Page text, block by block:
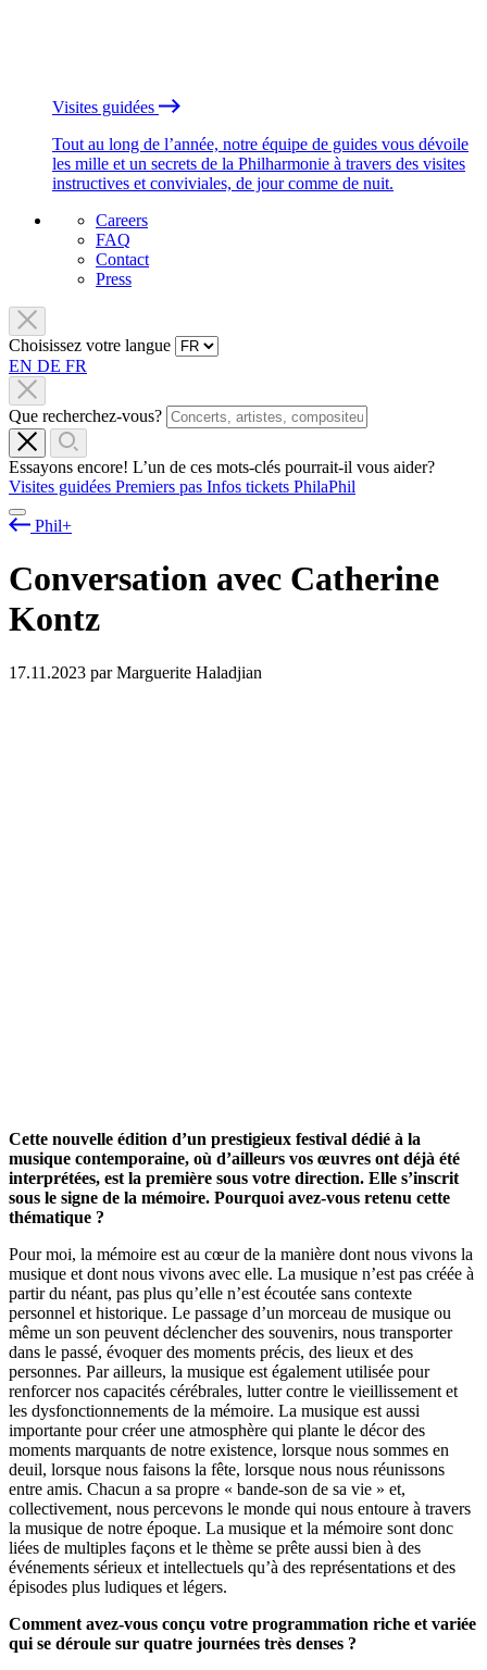
Visites guidées
Tout au long de l’année, notre équipe de guides vous dévoile
les mille et un secrets de la Philharmonie à travers des visites
instructives et conviviales, de jour comme de nuit.
Careers
FAQ
Contact
Press
Choisissez votre langue
EN DE FR
Que recherchez-vous?
Essayons encore! L’un de ces mots-clés pourrait-il vous aider?
Visites guidées Premiers pas Infos tickets PhilaPhil
Phil+
Conversation avec Catherine
Kontz
17.11.2023 par Marguerite Haladjian
Cette nouvelle édition d’un prestigieux festival dédié à la
musique contemporaine, où d’ailleurs vos œuvres ont déjà été
interprétées, est la première sous votre direction. Elle s’inscrit
sous le signe de la mémoire. Pourquoi avez-vous retenu cette
thématique ?
Pour moi, la mémoire est au cœur de la manière dont nous vivons la
musique et dont nous vivons avec elle. La musique n’est pas créée à
partir du néant, pas plus qu’elle n’est écoutée sans contexte
personnel et historique. Le passage d’un morceau de musique ou
même un son peuvent déclencher des souvenirs, nous transporter
dans le passé, évoquer des moments précis, des lieux et des
personnes. Par ailleurs, la musique est également utilisée pour
renforcer nos capacités cérébrales, lutter contre le vieillissement et
les dysfonctionnements de la mémoire. La musique est aussi
importante pour créer une atmosphère qui plante le décor des
moments marquants de notre existence, lorsque nous sommes en
deuil, lorsque nous faisons la fête, lorsque nous nous réunissons
entre amis. Chacun a sa propre « bande-son de sa vie » et,
collectivement, nous percevons le monde qui nous entoure à travers
la musique de notre époque. La musique et la mémoire sont donc
liées de multiples façons et le thème se prête aussi bien à des
événements sérieux et intellectuels qu’à des représentations et des
épisodes plus ludiques et légers.
Comment avez-vous conçu votre programmation riche et variée
qui se déroule sur quatre journées très denses ?